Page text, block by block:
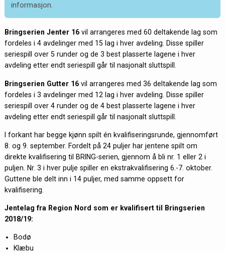
informasjon.
Bringserien Jenter 16vil arrangeres med 60 deltakende lag som
fordeles i 4 avdelinger med 15 lag i hver avdeling. Disse spiller
seriespill over 5 runder og de 3 best plasserte lagene i hver
avdeling etter endt seriespill går til nasjonalt sluttspill.
Bringserien Gutter 16vil arrangeres med 36 deltakende lag som
fordeles i 3 avdelinger med 12 lag i hver avdeling. Disse spiller
seriespill over 4 runder og de 4 best plasserte lagene i hver
avdeling etter endt seriespill går til nasjonalt sluttspill.
I forkant har begge kjønn spilt én kvalifiseringsrunde, gjennomført
8. og 9. september. Fordelt på 24 puljer har jentene spilt om
direkte kvalifisering til BRING-serien, gjennom å bli nr. 1 eller 2 i
puljen. Nr. 3 i hver pulje spiller en ekstrakvalifisering 6.-7. oktober.
Guttene ble delt inn i 14 puljer, med samme oppsett for
kvalifisering.
Jentelagfra Region Nord som er kvalifisert til Bringserien
2018/19:
Bodø
Klæbu